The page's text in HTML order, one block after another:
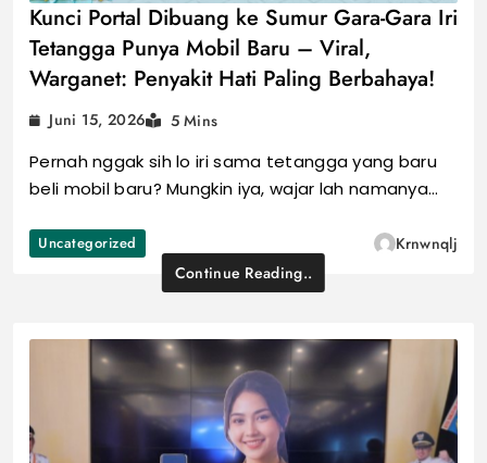
Kunci Portal Dibuang ke Sumur Gara-Gara Iri
Tetangga Punya Mobil Baru – Viral,
Warganet: Penyakit Hati Paling Berbahaya!
Juni 15, 2026 5 Mins
Pernah nggak sih lo iri sama tetangga yang baru
beli mobil baru? Mungkin iya, wajar lah namanya…
Uncategorized
Krnwnqlj
Continue Reading..